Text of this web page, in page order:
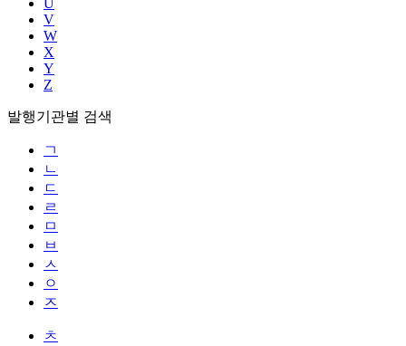
U
V
W
X
Y
Z
발행기관별 검색
ㄱ
ㄴ
ㄷ
ㄹ
ㅁ
ㅂ
ㅅ
ㅇ
ㅈ
ㅊ